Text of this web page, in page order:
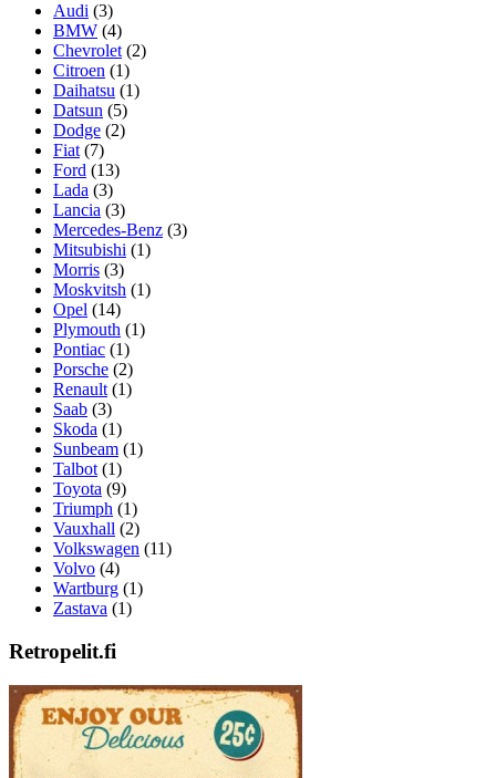
Audi (3)
BMW (4)
Chevrolet (2)
Citroen (1)
Daihatsu (1)
Datsun (5)
Dodge (2)
Fiat (7)
Ford (13)
Lada (3)
Lancia (3)
Mercedes-Benz (3)
Mitsubishi (1)
Morris (3)
Moskvitsh (1)
Opel (14)
Plymouth (1)
Pontiac (1)
Porsche (2)
Renault (1)
Saab (3)
Skoda (1)
Sunbeam (1)
Talbot (1)
Toyota (9)
Triumph (1)
Vauxhall (2)
Volkswagen (11)
Volvo (4)
Wartburg (1)
Zastava (1)
Retropelit.fi